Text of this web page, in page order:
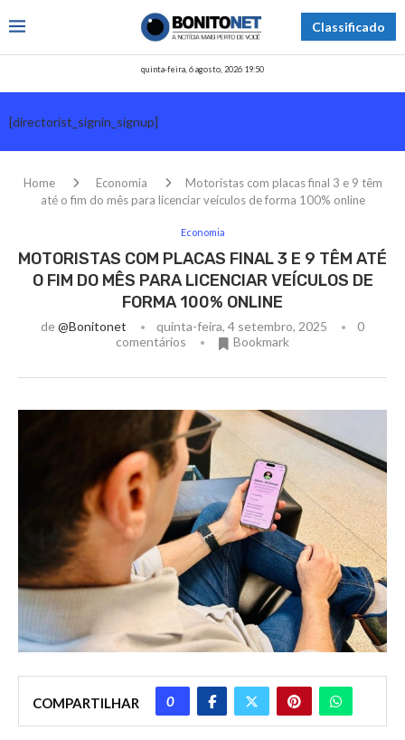
Classificado
quinta-feira, 6 agosto, 2026 19:50
[directorist_signin_signup]
Home Economia
Motoristas com placas final 3 e 9 têm
até o fim do mês para licenciar veículos de forma 100% online
Economia
MOTORISTAS COM PLACAS FINAL 3 E 9 TÊM ATÉ
O FIM DO MÊS PARA LICENCIAR VEÍCULOS DE
FORMA 100% ONLINE
de@bonitonet quinta-feira, 4 setembro, 2025
0
comentários
Bookmark
COMPARTILHAR 0